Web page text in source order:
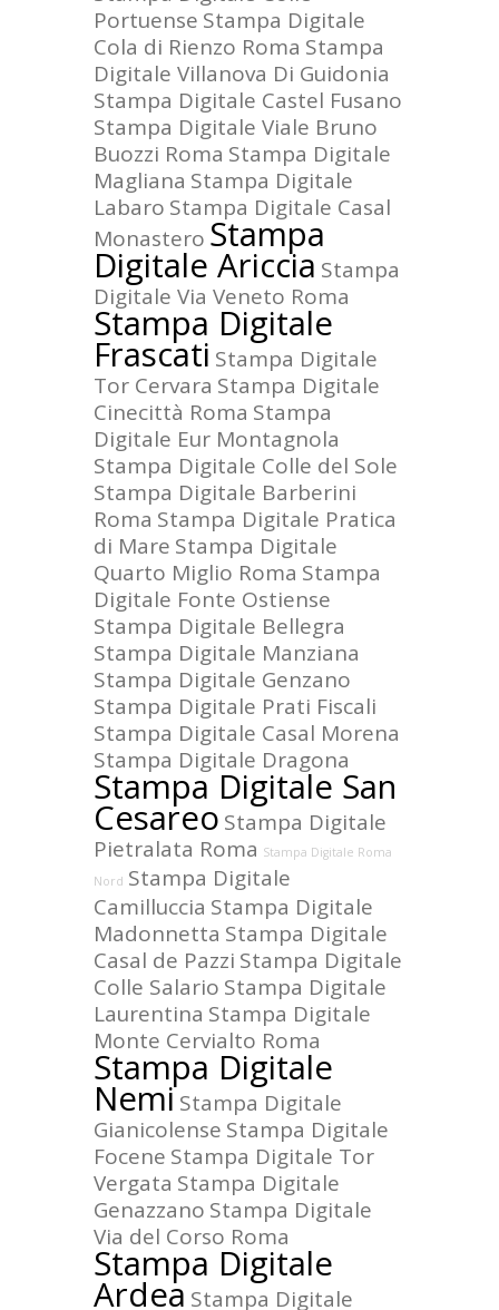
Portuense Stampa Digitale
Cola di Rienzo Roma Stampa
Digitale Villanova Di Guidonia
Stampa Digitale Castel Fusano
Stampa Digitale Viale Bruno
Buozzi Roma Stampa Digitale
Magliana Stampa Digitale
Labaro Stampa Digitale Casal
Monastero Stampa
Digitale Ariccia Stampa
Digitale Via Veneto Roma
Stampa Digitale
Frascati Stampa Digitale
Tor Cervara Stampa Digitale
Cinecittà Roma Stampa
Digitale Eur Montagnola
Stampa Digitale Colle del Sole
Stampa Digitale Barberini
Roma Stampa Digitale Pratica
di Mare Stampa Digitale
Quarto Miglio Roma Stampa
Digitale Fonte Ostiense
Stampa Digitale Bellegra
Stampa Digitale Manziana
Stampa Digitale Genzano
Stampa Digitale Prati Fiscali
Stampa Digitale Casal Morena
Stampa Digitale Dragona
Stampa Digitale San
Cesareo Stampa Digitale
Pietralata Roma Stampa Digitale Roma
Nord Stampa Digitale
Camilluccia Stampa Digitale
Madonnetta Stampa Digitale
Casal de Pazzi Stampa Digitale
Colle Salario Stampa Digitale
Laurentina Stampa Digitale
Monte Cervialto Roma
Stampa Digitale
NemiStampa Digitale
Gianicolense Stampa Digitale
Focene Stampa Digitale Tor
Vergata Stampa Digitale
Genazzano Stampa Digitale
Via del Corso Roma
Stampa Digitale
Ardea Stampa Digitale